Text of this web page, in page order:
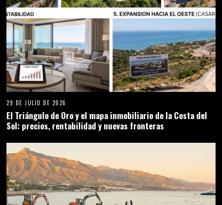
29 DE JULIO DE 2026
El Triángulo de Oro y el mapa inmobiliario de la Costa del
Sol: precios, rentabilidad y nuevas fronteras